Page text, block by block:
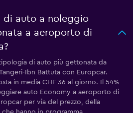
di auto a noleggio
a aeroporto di
di auto più gettonata da
Ibn Battuta con Europcar.
in media CHF 36 al giorno. Il 54%
auto Economy a aeroporto di
per via del prezzo, della